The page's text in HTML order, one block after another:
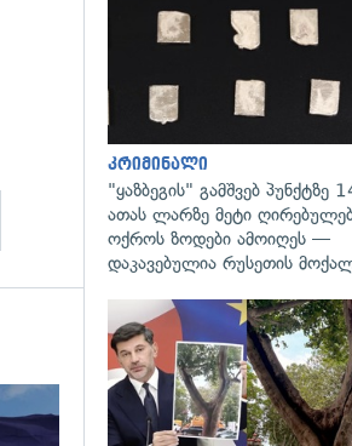
გადახედვა
კრიმინალი
"ყაზბეგის" გამშვებ პუნქტზე
ათას ლარზე მეტი
ოქროს ზოდები ამოიღეს —
დაკავებულია რუსეთის